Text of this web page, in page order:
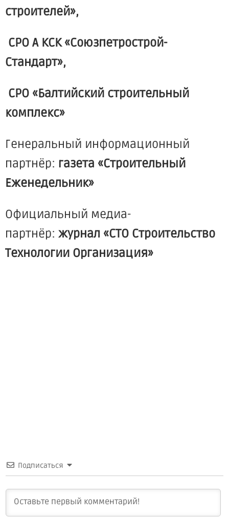
строителей»,
СРО А КСК «Союзпетрострой-
Стандарт»,
СРО «Балтийский строительный
комплекс»
Генеральный информационный
партнёр: газета «Строительный
Еженедельник»
Официальный медиа-
партнёр: журнал «СТО Строительство
Технологии Организация»
Подписаться